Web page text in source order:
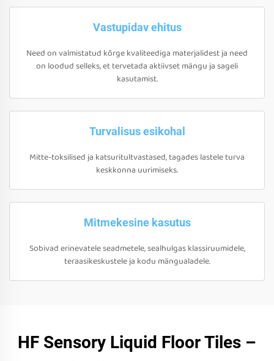
Vastupidav ehitus
Need on valmistatud kõrge kvaliteediga materjalidest ja need
on loodud selleks, et tervetada aktiivset mängu ja sageli
kasutamist.
Turvalisus esikohal
Mitte-toksilised ja katsuritultvastased, tagades lastele turva
keskkonna uurimiseks.
Mitmekesine kasutus
Sobivad erinevatele seadmetele, sealhulgas klassiruumidele,
teraasikeskustele ja kodu mängualadele.
HF Sensory Liquid Floor Tiles –